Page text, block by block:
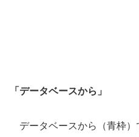
「データベースから」
データベースから（青枠